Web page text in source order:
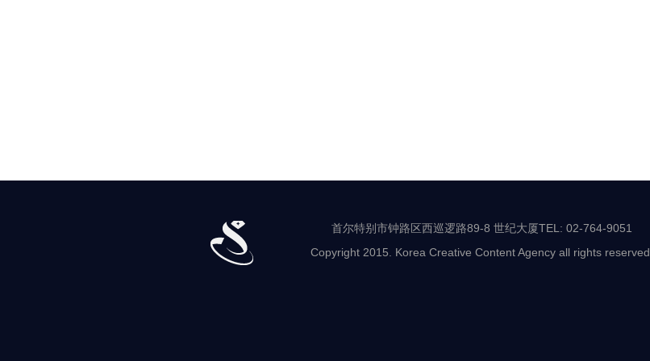
首尔特别市钟路区西巡逻路89-8 世纪大厦TEL: 02-764-9051
Copyright 2015. Korea Creative Content Agency all rights reserved.